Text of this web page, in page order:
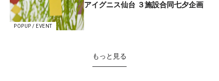
POPUP / EVENT
アイグニス仙台 ３施設合同七夕企画
もっと見る